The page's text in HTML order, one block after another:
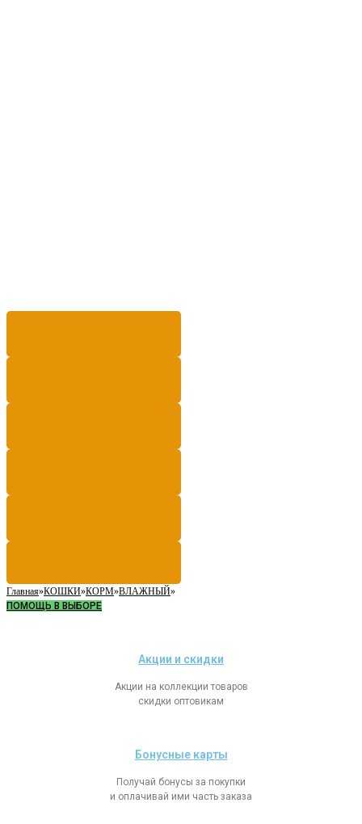
Главная»КОШКИ»КОРМ»ВЛАЖНЫЙ»
ПОМОЩЬ В ВЫБОРЕ
Акции и скидки
Акции на коллекции товаров
скидки оптовикам
Бонусные карты
Получай бонусы за покупки
и оплачивай ими часть заказа